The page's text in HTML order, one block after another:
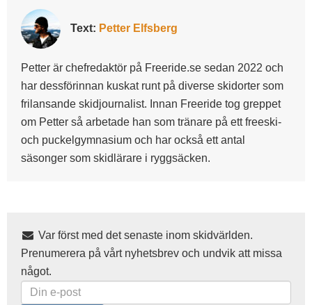
Text: Petter Elfsberg
Petter är chefredaktör på Freeride.se sedan 2022 och
har dessförinnan kuskat runt på diverse skidorter som
frilansande skidjournalist. Innan Freeride tog greppet
om Petter så arbetade han som tränare på ett freeski-
och puckelgymnasium och har också ett antal
säsonger som skidlärare i ryggsäcken.
Var först med det senaste inom skidvärlden.
Prenumerera på vårt nyhetsbrev och undvik att missa
något.